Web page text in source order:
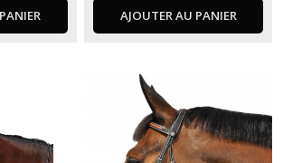
AJOUTER AU PANIER